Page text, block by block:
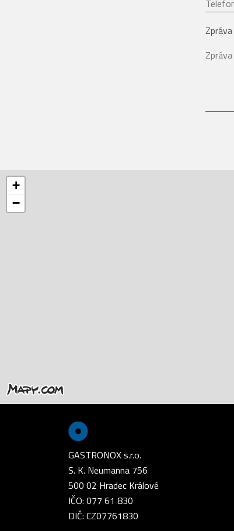
Zpráva
+
−
GASTRONOX s.r.o.
S. K. Neumanna 756
500 02 Hradec Králové
IČO: 077 61 830
DIČ: CZ07761830